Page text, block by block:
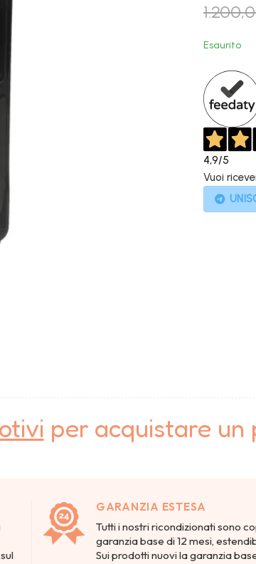
Esaurito
4,9/5
Vuoi
per acquistare
GARANZIA ESTESA
Tutti i nostri ricondizionati sono
garanzia base di 12 mesi,
Sui prodotti nuovi la garanzia